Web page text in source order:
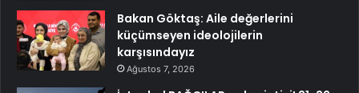
Bakan Göktaş: Aile değerlerini
küçümseyen ideolojilerin
karşısındayız
Ağustos 7, 2026